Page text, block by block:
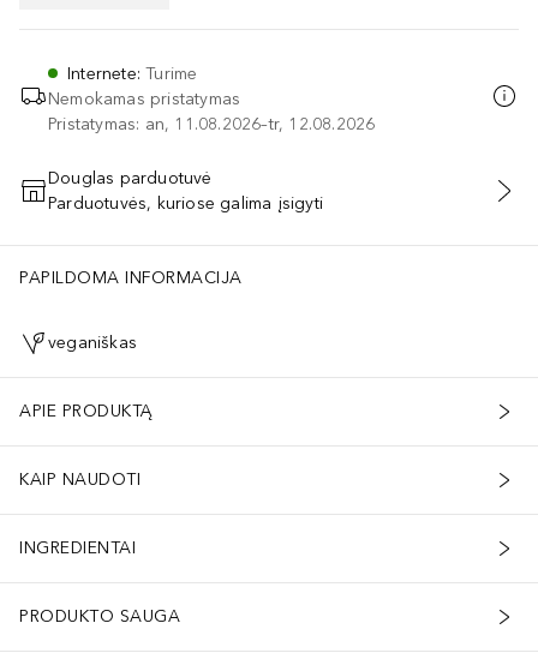
Internete:Turime
Nemokamas pristatymas
Pristatymas: an, 11.08.2026–tr, 12.08.2026
PRIDĖTI Į KREPŠELĮ
Douglas parduotuvė
Parduotuvės, kuriose galima įsigyti
PAPILDOMA INFORMACIJA
veganiškas
APIE PRODUKTĄ
KAIP NAUDOTI
INGREDIENTAI
PRODUKTO SAUGA